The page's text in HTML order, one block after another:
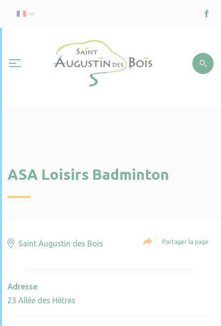
ASA Loisirs Badminton
Saint Augustin des Bois Partager la page
Adresse
23 Allée des Hêtres